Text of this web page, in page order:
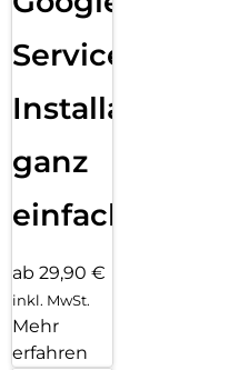
Services
Installation
ganz
einfach
ab 29,90 €
inkl. MwSt.
Mehr
erfahren